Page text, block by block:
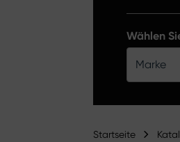
Wählen
Marke
Startseite